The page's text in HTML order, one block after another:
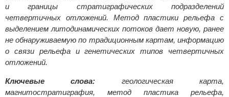
и границы стратиграфических подразделений
четвертичных отложений. Метод пластики рельефа с
выделением литодинамических потоков дает новую, ранее
не обнаруживаемую по традиционным картам, информацию
о связи рельефа и генетических типов четвертичных
отложений.
Ключевые слова: геологическая карта,
магнитостратиграфия, метод пластика рельефа,